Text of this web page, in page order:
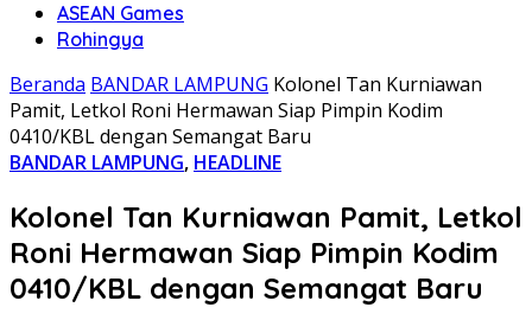
ASEAN Games
Rohingya
Beranda BANDAR LAMPUNG Kolonel Tan Kurniawan
Pamit, Letkol Roni Hermawan Siap Pimpin Kodim
0410/KBL dengan Semangat Baru
BANDAR LAMPUNG, HEADLINE
Kolonel Tan Kurniawan Pamit, Letkol
Roni Hermawan Siap Pimpin Kodim
0410/KBL dengan Semangat Baru